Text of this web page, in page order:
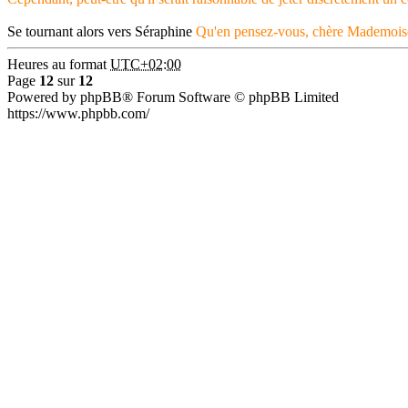
Se tournant alors vers Séraphine Qu'en pensez-vous, chère
Heures au format UTC+02:00
Page 12 sur 12
Powered by phpBB® Forum Software © phpBB Limited
https://www.phpbb.com/